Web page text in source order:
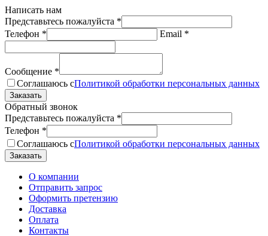
Написать нам
Представьтесь пожалуйста *
Телефон * Email *
Сообщение *
Соглашаюсь сПолитикой обработки персональных данных
Обратный звонок
Представьтесь пожалуйста *
Телефон *
Соглашаюсь сПолитикой обработки персональных данных
О компании
Отправить запрос
Оформить претензию
Доставка
Оплата
Контакты